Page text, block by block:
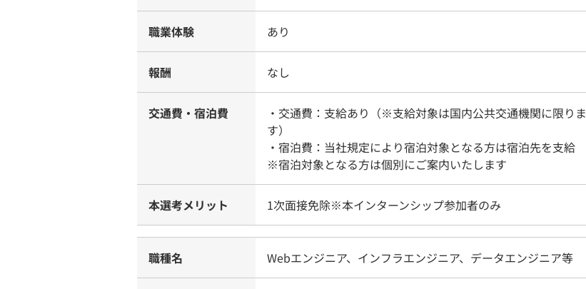
職業体験 あり
報酬 なし
交通費・宿泊費
・交通費：支給あり（※支給対象は国内公共交通機関に限りま
す）
・宿泊費：当社規定により宿泊対象となる方は宿泊先を支給
※宿泊対象となる方は個別にご案内いたします
本選考メリット 1次面接免除※本インターンシップ参加者のみ
職種名 Webエンジニア、インフラエンジニア、データエンジニア等